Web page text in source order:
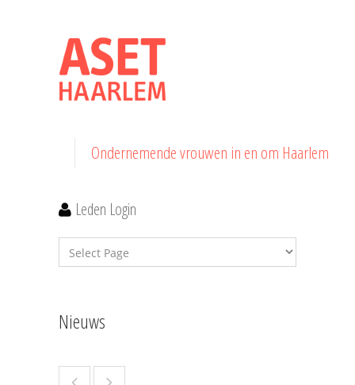
Ondernemende vrouwen in en om Haarlem
Leden Login
Nieuws